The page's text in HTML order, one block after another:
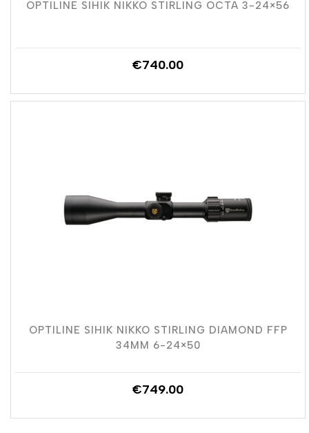
OPTILINE SIHIK NIKKO STIRLING OCTA 3-24×56
€740.00
OPTILINE SIHIK NIKKO STIRLING DIAMOND FFP
34MM 6-24×50
€749.00